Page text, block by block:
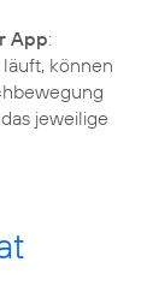
App:
können
jeweilige